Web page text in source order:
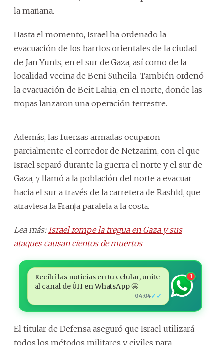
la mañana.
Hasta el momento, Israel ha ordenado la
evacuación de los barrios orientales de la ciudad
de Jan Yunis, en el sur de Gaza, así como de la
localidad vecina de Beni Suheila. También ordenó
la evacuación de Beit Lahia, en el norte, donde las
tropas lanzaron una operación terrestre.
Además, las fuerzas armadas ocuparon
parcialmente el corredor de Netzarim, con el que
Israel separó durante la guerra el norte y el sur de
Gaza, y llamó a la población del norte a evacuar
hacia el sur a través de la carretera de Rashid, que
atraviesa la Franja paralela a la costa.
Lea más: Israel rompe la tregua en Gaza y sus
ataques causan cientos de muertos
Recibí las noticias en tu celular, unite
al canal de ÚH en WhatsApp 🤩
04:04✓✓
1
El titular de Defensa aseguró que Israel utilizará
todos los métodos militares y civiles para